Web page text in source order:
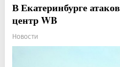
В Екатеринбурге
центр WB
Новости